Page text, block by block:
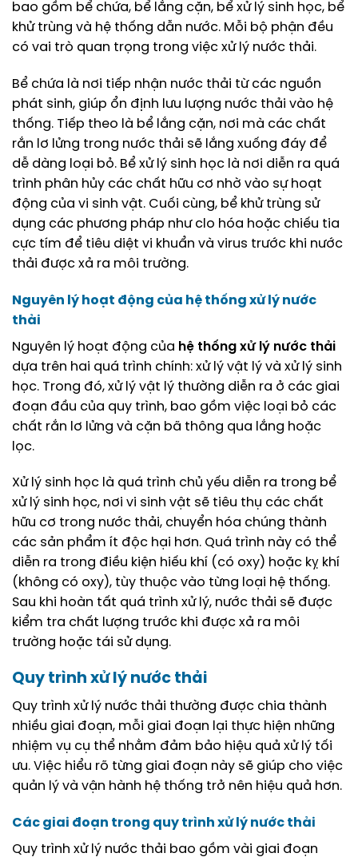
bao gồm bể chứa, bể lắng cặn, bể xử lý sinh học, bể
khử trùng và hệ thống dẫn nước. Mỗi bộ phận đều
có vai trò quan trọng trong việc xử lý nước thải.
Bể chứa là nơi tiếp nhận nước thải từ các nguồn
phát sinh, giúp ổn định lưu lượng nước thải vào hệ
thống. Tiếp theo là bể lắng cặn, nơi mà các chất
rắn lơ lửng trong nước thải sẽ lắng xuống đáy để
dễ dàng loại bỏ. Bể xử lý sinh học là nơi diễn ra quá
trình phân hủy các chất hữu cơ nhờ vào sự hoạt
động của vi sinh vật. Cuối cùng, bể khử trùng sử
dụng các phương pháp như clo hóa hoặc chiếu tia
cực tím để tiêu diệt vi khuẩn và virus trước khi nước
thải được xả ra môi trường.
Nguyên lý hoạt động của hệ thống xử lý nước
thải
Nguyên lý hoạt động của hệ thống xử lý nước thải
dựa trên hai quá trình chính: xử lý vật lý và xử lý sinh
học. Trong đó, xử lý vật lý thường diễn ra ở các giai
đoạn đầu của quy trình, bao gồm việc loại bỏ các
chất rắn lơ lửng và cặn bã thông qua lắng hoặc
lọc.
Xử lý sinh học là quá trình chủ yếu diễn ra trong bể
xử lý sinh học, nơi vi sinh vật sẽ tiêu thụ các chất
hữu cơ trong nước thải, chuyển hóa chúng thành
các sản phẩm ít độc hại hơn. Quá trình này có thể
diễn ra trong điều kiện hiếu khí (có oxy) hoặc kỵ khí
(không có oxy), tùy thuộc vào từng loại hệ thống.
Sau khi hoàn tất quá trình xử lý, nước thải sẽ được
kiểm tra chất lượng trước khi được xả ra môi
trường hoặc tái sử dụng.
Quy trình xử lý nước thải
Quy trình xử lý nước thải thường được chia thành
nhiều giai đoạn, mỗi giai đoạn lại thực hiện những
nhiệm vụ cụ thể nhằm đảm bảo hiệu quả xử lý tối
ưu. Việc hiểu rõ từng giai đoạn này sẽ giúp cho việc
quản lý và vận hành hệ thống trở nên hiệu quả hơn.
Các giai đoạn trong quy trình xử lý nước thải
Quy trình xử lý nước thải bao gồm vài giai đoạn